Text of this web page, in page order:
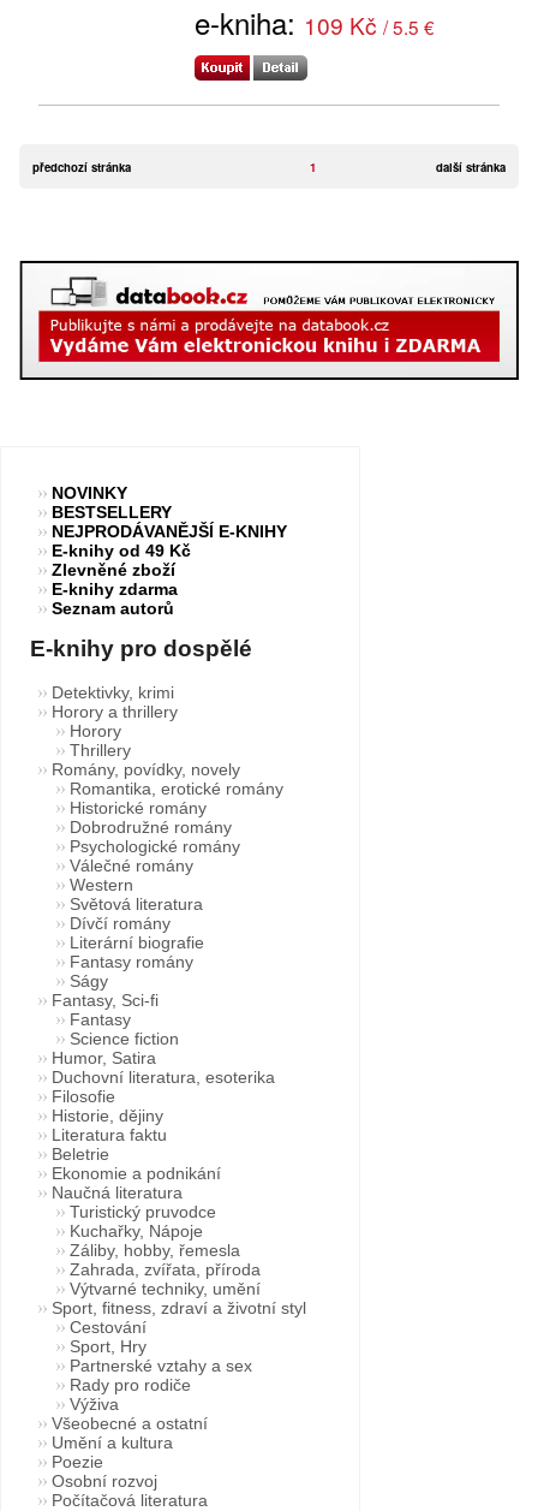
e-kniha: 109 Kč / 5.5 €
další stránka
předchozí stránka 1
NOVINKY
BESTSELLERY
NEJPRODÁVANĚJŠÍ E-KNIHY
E-knihy od 49 Kč
Zlevněné zboží
E-knihy zdarma
Seznam autorů
E-knihy pro dospělé
Detektivky, krimi
Horory a thrillery
Horory
Thrillery
Romány, povídky, novely
Romantika, erotické romány
Historické romány
Dobrodružné romány
Psychologické romány
Válečné romány
Western
Světová literatura
Dívčí romány
Literární biografie
Fantasy romány
Ságy
Fantasy, Sci-fi
Fantasy
Science fiction
Humor, Satira
Duchovní literatura, esoterika
Filosofie
Historie, dějiny
Literatura faktu
Beletrie
Ekonomie a podnikání
Naučná literatura
Turistický pruvodce
Kuchařky, Nápoje
Záliby, hobby, řemesla
Zahrada, zvířata, příroda
Výtvarné techniky, umění
Sport, fitness, zdraví a životní styl
Cestování
Sport, Hry
Partnerské vztahy a sex
Rady pro rodiče
Výživa
Všeobecné a ostatní
Umění a kultura
Poezie
Osobní rozvoj
Počítačová literatura